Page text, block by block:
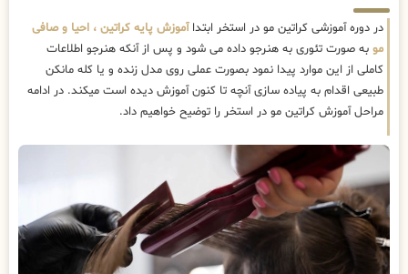
در دوره آموزشی کراتین مو در استخر ابتداآموزش پایه کراتین ، احیا و صافی
مو به صورت تئوری به هنرجو داده می شود و پس از آنکه هنرجو اطلاعات
کاملی از این موارد پیدا نمود بصورت عملی روی مدل زنده و یا کله مانکن
طبیعی اقدام به پیاده سازی آنچه تا کنون آموزش دیده است میکند. در ادامه
مراحل آموزش کراتین مو در استخر را توضیح خواهیم داد.